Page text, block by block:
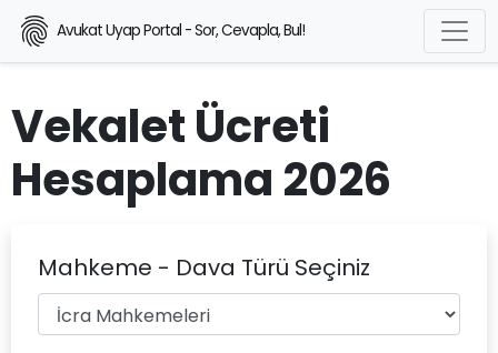
Avukat Uyap Portal - Sor, Cevapla, Bul!
Vekalet Ücreti
Hesaplama 2026
Mahkeme - Dava Türü Seçiniz